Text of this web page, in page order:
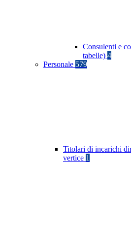
Consulenti e
tabelle) 4
Personale 579
Titolari di incarichi
vertice 1